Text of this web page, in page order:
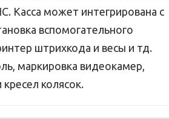
Касса может интегрирована с
вспомогательного
штрихкода и весы и тд.
маркировка видеокамер,
колясок.